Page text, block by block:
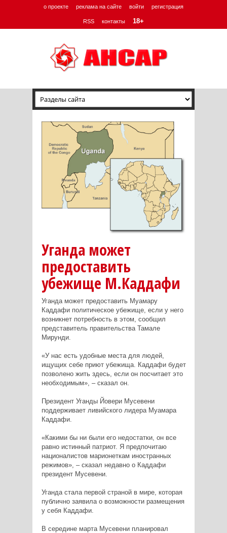
о проекте реклама на сайте войти регистрация
RSS контакты 18+
Уганда может
предоставить
убежище М.Каддафи
Уганда может предоставить Муамару
Каддафи политическое убежище, если у него
возникнет потребность в этом, сообщил
представитель правительства Тамале
Мирунди.
«У нас есть удобные места для людей,
ищущих себе приют убежища. Каддафи будет
позволено жить здесь, если он посчитает это
необходимым», – сказал он.
Президент Уганды Йовери Мусевени
поддерживает ливийского лидера Муамара
Каддафи.
«Какими бы ни были его недостатки, он все
равно истинный патриот. Я предпочитаю
националистов марионеткам иностранных
режимов», – сказал недавно о Каддафи
президент Мусевени.
Уганда стала первой страной в мире, которая
публично заявила о возможности размещения
у себя Каддафи.
В середине марта Мусевени планировал